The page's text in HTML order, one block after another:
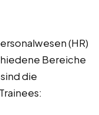
(HR)
Bereiche
die